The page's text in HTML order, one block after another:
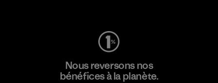
Nous reversons nos
bénéfices à la planète.